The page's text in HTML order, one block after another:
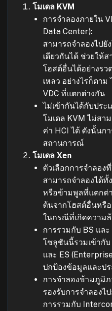
โมเดล KVM
การจำลองภายใน
Data Center):
สามารถจำลองไปยั
เดียวกันได้ ช่วยให้
โฮสต์อื่นได้อย่างรว
เหลว อย่างไรก็ตา
VDC ที่แตกต่างกัน
ไม่เข้ากันได้กับประ
โมเดล KVM ไม่สา
ค่า HCI ได้ ดังนั้นก
สถานการณ์
โมเดล Xen
ตัวเลือกการจำลอง
สามารถจำลองได้ทั้
หรือข้ามพูลที่แตกต่
ต้นจากโฮสต์อื่นหรือ
ในกรณีที่เกิดความล้
การรวมกับ BS และ
โซลูชันนี้รวมเข้ากับ
และ ES
ปกป้องข้อมูลและป
การจำลองข้ามภูมิ
รองรับการจำลอง
การรวมกับ